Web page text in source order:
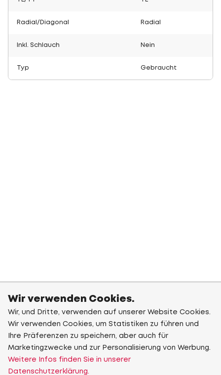
Radial/Diagonal Radial
Inkl. Schlauch Nein
Typ Gebraucht
Wir verwenden Cookies.
Wir, und Dritte, verwenden auf unserer Website Cookies.
Wir verwenden Cookies, um Statistiken zu führen und
Ihre Präferenzen zu speichern, aber auch für
Marketingzwecke und zur Personalisierung von Werbung.
Weitere Infos finden Sie in unserer
Datenschutzerklärung.